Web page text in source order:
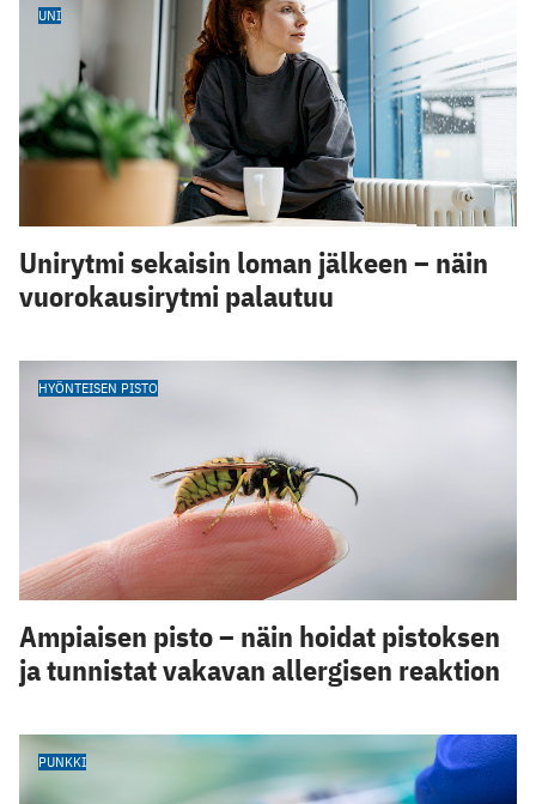
UNI
Unirytmi sekaisin loman jälkeen – näin
vuorokausirytmi palautuu
HYÖNTEISEN PISTO
Ampiaisen pisto – näin hoidat pistoksen
ja tunnistat vakavan allergisen reaktion
PUNKKI